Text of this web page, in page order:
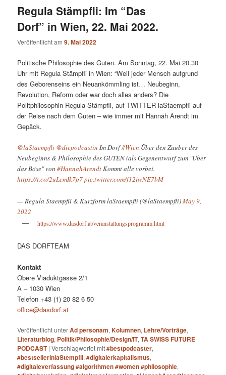
Regula Stämpfli: Im “Das
Dorf” in Wien, 22. Mai 2022.
Veröffentlicht am9. Mai 2022
Politische Philosophie des Guten. Am Sonntag, 22. Mai 20.30
Uhr mit Regula Stämpfli in Wien: “Weil jeder Mensch aufgrund
des Geborenseins ein Neuankömmling ist… Neubeginn,
Revolution, Reform oder war doch alles anders? Die
Politphilosophin Regula Stämpfli, auf TWITTER laStaempfli auf
der Reise nach dem Guten – wie immer mit Hannah Arendt im
Gepäck.
@laStaempfli @diepodcastin Im Dorf#Wien Über den Zauber des
Neubeginns & Philosophie des GUTEN (als Gegenentwurf zum "Über
das Böse" von#HannahArendtKommt alle vorbei.
https://t.co/2uLcmIk7p7pic.twitter.com/f12iwNE7bM
— Regula Staempfli & Kurzform laStaempfli (@laStaempfli)May 9,
2022
https://www.dasdorf.at/veranstaltungsprogramm.html
DAS DORFTEAM
Kontakt
Obere Viaduktgasse 2/1
A – 1030 Wien
Telefon +43 (1) 20 82 6 50
office@dasdorf.at
Veröffentlicht unterAd personam,Kolumnen, Lehre/Vorträge,
Literaturblog, Politik/Philosophie/Design/IT,TA SWISS FUTURE
PODCAST |Verschlagwortet mit#bestpodcaster,
#bestsellerinlaStempfli,#digitalerkapitalismus,
#digitaleverfassung #algorithmen #women #philosophie,